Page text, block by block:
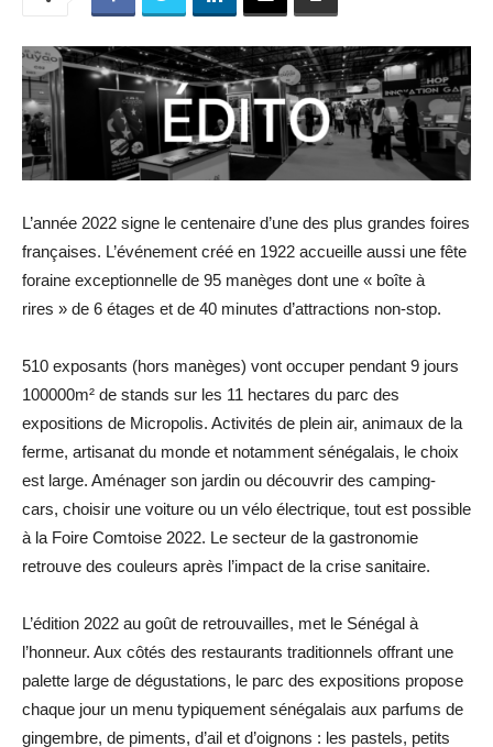
L’année 2022 signe le centenaire d’une des plus grandes foires
françaises. L’événement créé en 1922 accueille aussi une fête
foraine exceptionnelle de 95 manèges dont une « boîte à
rires » de 6 étages et de 40 minutes d’attractions non-stop.
510 exposants (hors manèges) vont occuper pendant 9 jours
100000m² de stands sur les 11 hectares du parc des
expositions de Micropolis. Activités de plein air, animaux de la
ferme, artisanat du monde et notamment sénégalais, le choix
est large. Aménager son jardin ou découvrir des camping-
cars, choisir une voiture ou un vélo électrique, tout est possible
à la Foire Comtoise 2022. Le secteur de la gastronomie
retrouve des couleurs après l’impact de la crise sanitaire.
L’édition 2022 au goût de retrouvailles, met le Sénégal à
l’honneur. Aux côtés des restaurants traditionnels offrant une
palette large de dégustations, le parc des expositions propose
chaque jour un menu typiquement sénégalais aux parfums de
gingembre, de piments, d’ail et d’oignons : les pastels, petits